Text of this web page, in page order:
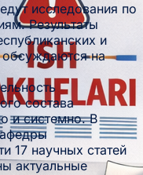
исследования по
Результаты
и
на
состава
и системно. В
17 научных статей
актуальные